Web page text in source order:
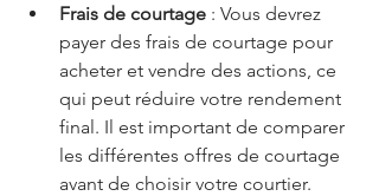
Frais de courtage : Vous devrez
payer des frais de courtage pour
acheter et vendre des actions, ce
qui peut réduire votre rendement
final. Il est important de comparer
les différentes offres de courtage
avant de choisir votre courtier.